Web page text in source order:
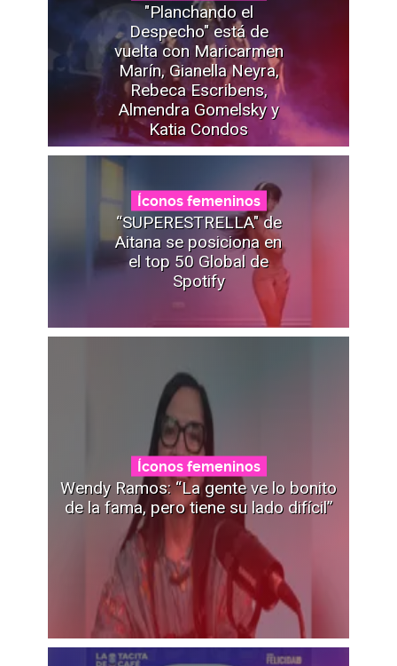
"Planchando el
Despecho" está de
vuelta con Maricarmen
Marín, Gianella Neyra,
Rebeca Escribens,
Almendra Gomelsky y
Katia Condos
Íconos femeninos
“SUPERESTRELLA" de
Aitana se posiciona en
el top 50 Global de
Spotify
Íconos femeninos
Wendy Ramos: “La gente ve lo bonito
de la fama, pero tiene su lado difícil”